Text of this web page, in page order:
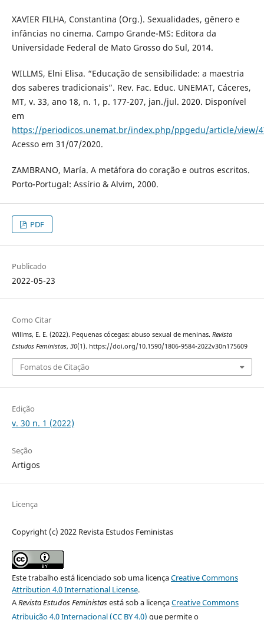
XAVIER FILHA, Constantina (Org.). Sexualidades, gênero e
infâncias no cinema. Campo Grande-MS: Editora da
Universidade Federal de Mato Grosso do Sul, 2014.
WILLMS, Elni Elisa. “Educação de sensibilidade: a maestria
dos saberes tradicionais”. Rev. Fac. Educ. UNEMAT, Cáceres,
MT, v. 33, ano 18, n. 1, p. 177-207, jan./jul. 2020. Disponível
em
https://periodicos.unemat.br/index.php/ppgedu/article/view/
Acesso em 31/07/2020.
ZAMBRANO, María. A metáfora do coração e outros escritos.
Porto-Portugal: Assírio & Alvim, 2000.
PDF
Publicado
2022-05-23
Como Citar
Willms, E. E. (2022). Pequenas cócegas: abuso sexual de meninas. Revista
Estudos Feministas, 30(1). https://doi.org/10.1590/1806-9584-2022v30n175609
Fomatos de Citação
Edição
v. 30 n. 1 (2022)
Seção
Artigos
Licença
Copyright (c) 2022 Revista Estudos Feministas
Este trabalho está licenciado sob uma licençaCreative Commons
Attribution 4.0 International License.
ARevista Estudos Feministasestá sob a licençaCreative Commons
Atribuição 4.0 Internacional (CC BY 4.0) que permite o